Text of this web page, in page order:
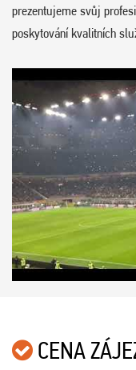
prezentujeme svůj
poskytování kvalitních
CENA